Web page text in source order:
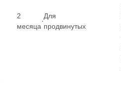
2
месяца
·
Для
продвинутых